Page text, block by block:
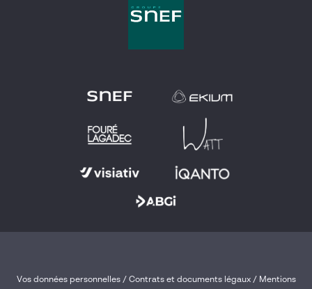
Vos données personnelles/ Contrats et documents légaux/ Mentions